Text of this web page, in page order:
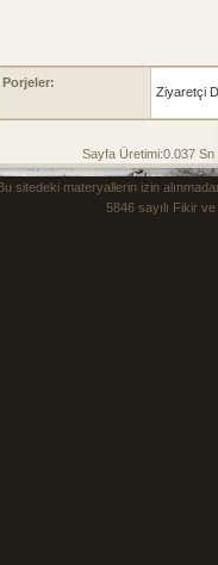
Porjeler:
Ziyaretçi
Sayfa Üretimi:0.037
sitedeki materyallerin izin
5846 sayılı Fikir